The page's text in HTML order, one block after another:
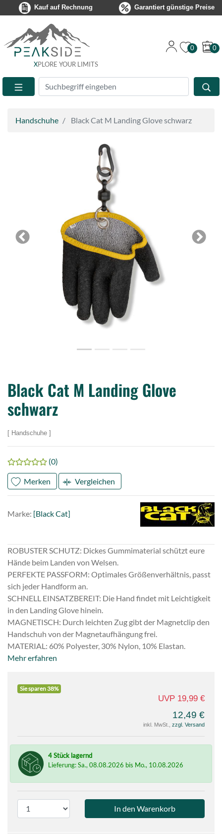
Kauf auf Rechnung Garantiert günstige Preise
XPLORE YOUR LIMITS
Suche
Eingabefeld
0 0
Handschuhe Black Cat M Landing Glove schwarz
Previous Next
Black Cat M Landing Glove
schwarz
Handschuhe
(0)
Merken Vergleichen
Marke: [Black Cat]
Marke
Black
Cat
ROBUSTER SCHUTZ: Dickes Gummimaterial schützt eure
Hände beim Landen von Welsen.
PERFEKTE PASSFORM: Optimales Größenverhältnis, passt
sich jeder Handform an.
SCHNELL EINSATZBEREIT: Die Hand findet mit Leichtigkeit
in den Landing Glove hinein.
MAGNETISCH: Durch leichten Zug gibt der Magnetclip den
Handschuh von der Magnetaufhängung frei.
MATERIAL: 60% Polyester, 30% Nylon, 10% Elastan.
Mehr erfahren
Sie sparen 38%
UVP 19,99 €
12,49 €
inkl. MwSt., zzgl. Versand
4 Stück lagernd
Lieferung: Sa., 08.08.2026 bis Mo., 10.08.2026
r